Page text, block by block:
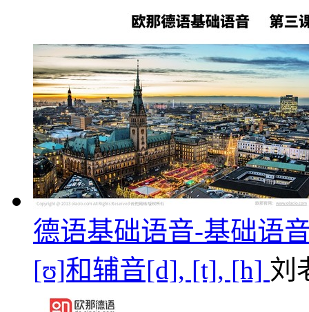
德语基础语音-基础语
[ʊ]和辅音[d], [t], [h] 刘